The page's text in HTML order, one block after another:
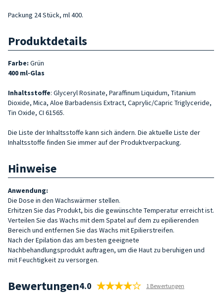
Packung 24 Stück, ml 400.
Produktdetails
Farbe: Grün
400 ml-Glas
Inhaltsstoffe: Glyceryl Rosinate, Paraffinum Liquidum, Titanium
Dioxide, Mica, Aloe Barbadensis Extract, Caprylic/Capric Triglyceride,
Tin Oxide, CI 61565.
Die Liste der Inhaltsstoffe kann sich ändern. Die aktuelle Liste der
Inhaltsstoffe finden Sie immer auf der Produktverpackung.
Hinweise
Anwendung:
Die Dose in den Wachswärmer stellen.
Erhitzen Sie das Produkt, bis die gewünschte Temperatur erreicht ist.
Verteilen Sie das Wachs mit dem Spatel auf dem zu epilierenden
Bereich und entfernen Sie das Wachs mit Epilierstreifen.
Nach der Epilation das am besten geeignete
Nachbehandlungsprodukt auftragen, um die Haut zu beruhigen und
mit Feuchtigkeit zu versorgen.
Bewertungen4.0 1 Bewertungen